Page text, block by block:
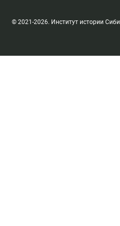
© 2021-2026. Институт истории